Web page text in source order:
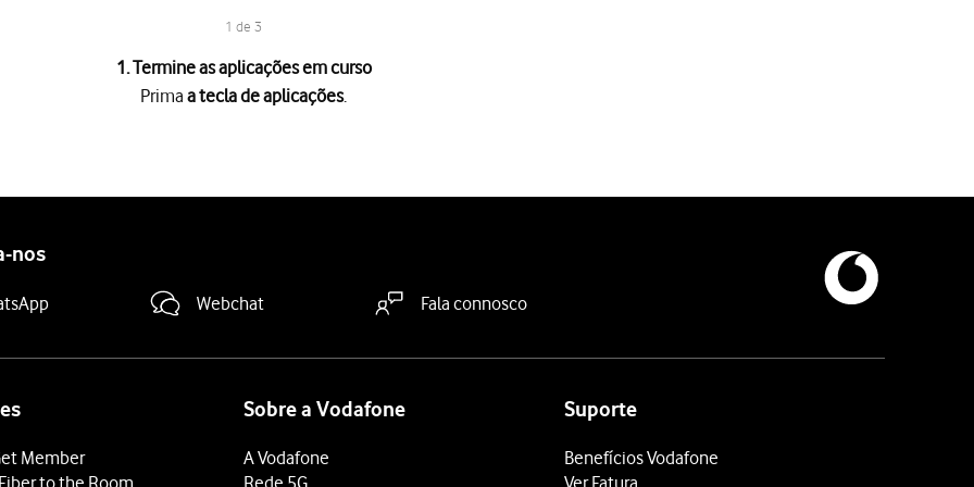
1 de 3
1. Termine as aplicações em curso
Primaa tecla de aplicações.
nos
Webchat Fala connosco
Member
to the Room
Sobre a Vodafone
A Vodafone
Rede 5G
Suporte
Benefícios Vodafone
Ver Fatura